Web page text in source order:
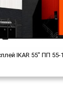
IKAR 55" ПП 55-